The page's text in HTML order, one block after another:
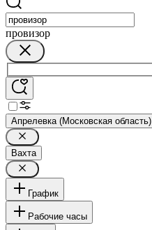
провизор
Апрелевка (Московская область)
Вахта
График
Рабочие часы